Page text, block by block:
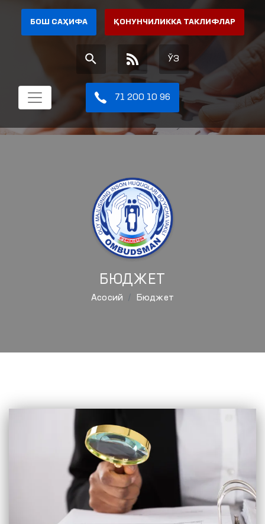
БОШ САҲИФА ҚОНУНЧИЛИККА ТАКЛИФЛАР
ЎЗ
71 200 10 96
БЮДЖЕТ
Aсосий Бюджет